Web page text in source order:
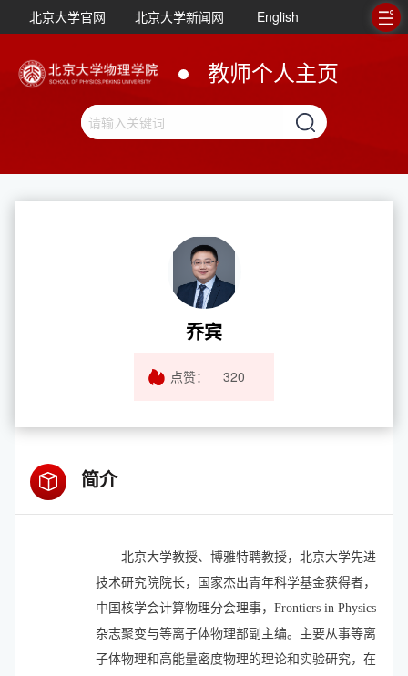
北京大学官网 北京大学新闻网 English
教师个人主页
乔宾
点赞： 320
简介
北京大学教授、博雅特聘教授，北京大学先进
技术研究院院长，国家杰出青年科学基金获得者，
中国核学会计算物理分会理事， Frontiers in Physics
杂志聚变与等离子体物理部副主编。主要从事等离
子体物理和高能量密度物理的理论和实验研究，在